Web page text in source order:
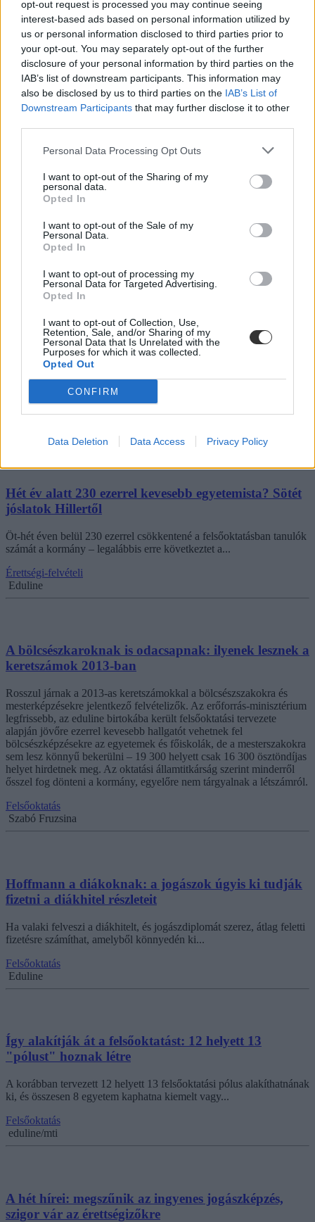
opt-out request is processed you may continue seeing
interest-based ads based on personal information utilized by
us or personal information disclosed to third parties prior to
your opt-out. You may separately opt-out of the further
disclosure of your personal information by third parties on the
IAB’s list of downstream participants. This information may
also be disclosed by us to third parties on the IAB’s List of
Downstream Participants that may further disclose it to other
Personal Data Processing Opt Outs
I want to opt-out of the Sharing of my
personal data.
Opted In
I want to opt-out of the Sale of my
Personal Data.
Opted In
I want to opt-out of processing my
Personal Data for Targeted Advertising.
Opted In
I want to opt-out of Collection, Use,
Retention, Sale, and/or Sharing of my
Personal Data that Is Unrelated with the
Purposes for which it was collected.
Opted Out
CONFIRM
Data Deletion Data Access Privacy Policy
Rosszul járnak a felvételizők, tovább csökkentik a
keretszámokat 2013-ban
Az önfenntartó felsőoktatás megteremtése érdekében indokolt, hogy
2013-ban tovább szűkítsék az állami ösztöndíjas...
Érettségi-felvételi
MTI
Ilyenek lesznek a keretszámok 2013-ban: befellegzett
a jogi és a gazdasági szakoknak?
Az egyes szakok esetében tapasztalható kisebb állami szerepvállalás
„átgondolt döntés eredménye”, ezért...
Jön a feketeleves 2013-tól: biztosan megszűnik az
államilag támogatott jogászképzés
„Ez lett volna helyes már az idén is, ám az oktatási kormányzat a
fokozatosság mellett döntött” – így válaszolt Orbán...
Érettségi-felvételi
Hét év alatt 230 ezerrel kevesebb egyetemista? Sötét
jóslatok Hillertől
Öt-hét éven belül 230 ezerrel csökkentené a felsőoktatásban tanulók
számát a kormány – legalábbis erre következtet a...
Érettségi-felvételi
Eduline
A bölcsészkaroknak is odacsapnak: ilyenek lesznek a
keretszámok 2013-ban
Rosszul járnak a 2013-as keretszámokkal a bölcsészszakokra és
mesterképzésekre jelentkező felvételizők. Az erőforrás-minisztérium
legfrissebb, az eduline birtokába került felsőoktatási tervezete
alapján jövőre ezerrel kevesebb hallgatót vehetnek fel
bölcsészképzésekre az egyetemek és főiskolák, de a mesterszakokra
sem lesz könnyű bekerülni – 19 300 helyett csak 16 300 ösztöndíjas
helyet hirdetnek meg. Az oktatási államtitkárság szerint minderről
ősszel fog dönteni a kormány, egyelőre nem tárgyalnak a létszámról.
Felsőoktatás
Szabó Fruzsina
Hoffmann a diákoknak: a jogászok úgyis ki tudják
fizetni a diákhitel részleteit
Ha valaki felveszi a diákhitelt, és jogászdiplomát szerez, átlag feletti
fizetésre számíthat, amelyből könnyedén ki...
Felsőoktatás
Eduline
Így alakítják át a felsőoktatást: 12 helyett 13
"pólust" hoznak létre
A korábban tervezett 12 helyett 13 felsőoktatási pólus alakíthatnának
ki, és összesen 8 egyetem kaphatna kiemelt vagy...
Felsőoktatás
eduline/mti
A hét hírei: megszűnik az ingyenes jogászképzés,
szigor vár az érettségizőkre